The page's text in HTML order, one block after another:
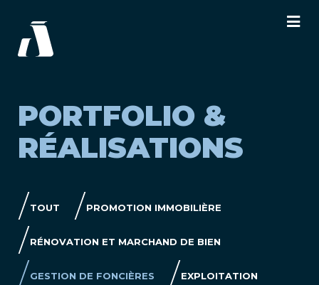
PORTFOLIO &
RÉALISATIONS
TOUT PROMOTION IMMOBILIÈRE
RÉNOVATION ET MARCHAND DE BIEN
GESTION DE FONCIÈRES EXPLOITATION